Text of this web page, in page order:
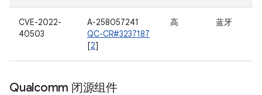
CVE-2022-
40503
A-258057241
QC-CR#3237187
[2]
高 蓝牙
Qualcomm 闭源组件